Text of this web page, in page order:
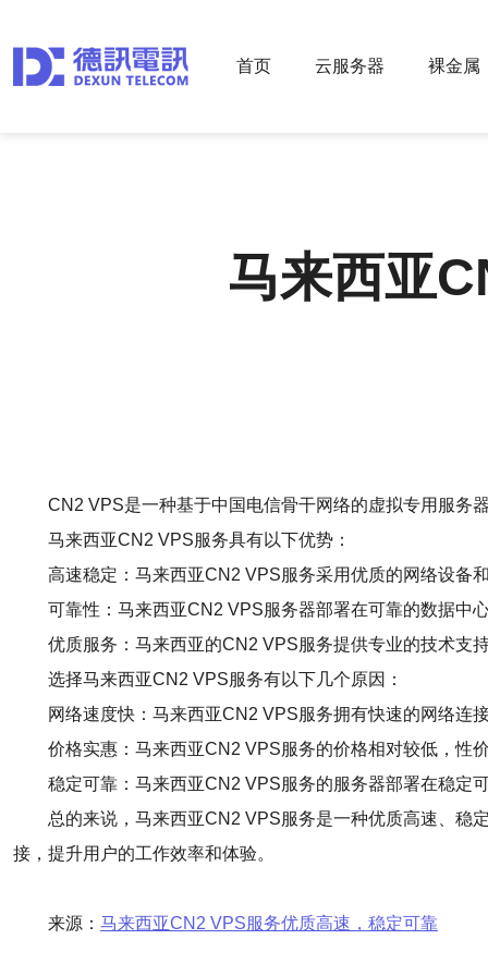
首页 云服务器 裸金属
马来西亚
CN2 VPS是一种基于中国电信骨干网络的虚拟专用服务
马来西亚CN2 VPS服务具有以下优势：
高速稳定：马来西亚CN2 VPS服务采用优质的网络设备
可靠性：马来西亚CN2 VPS服务器部署在可靠的数据中
优质服务：马来西亚的CN2 VPS服务提供专业的技术支
选择马来西亚CN2 VPS服务有以下几个原因：
网络速度快：马来西亚CN2 VPS服务拥有快速的网络连
价格实惠：马来西亚CN2 VPS服务的价格相对较低，性
稳定可靠：马来西亚CN2 VPS服务的服务器部署在稳定
总的来说，马来西亚CN2 VPS服务是一种优质高速、稳
接，提升用户的工作效率和体验。
来源： 马来西亚CN2 VPS服务优质高速，稳定可靠